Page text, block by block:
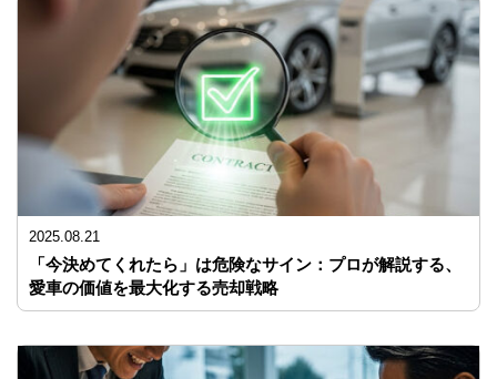
2025.08.21
「今決めてくれたら」は危険なサイン：プロが解説する、
愛車の価値を最大化する売却戦略